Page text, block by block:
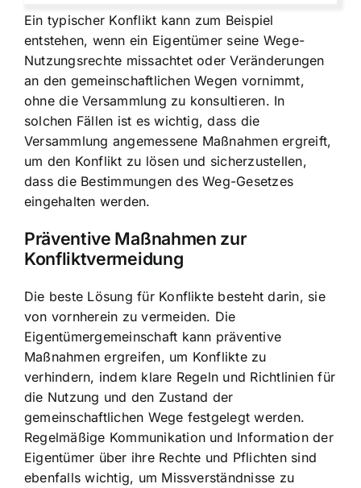
Ein typischer Konflikt kann zum Beispiel
entstehen, wenn ein Eigentümer seine Wege-
Nutzungsrechte missachtet oder Veränderungen
an den gemeinschaftlichen Wegen vornimmt,
ohne die Versammlung zu konsultieren. In
solchen Fällen ist es wichtig, dass die
Versammlung angemessene Maßnahmen ergreift,
um den Konflikt zu lösen und sicherzustellen,
dass die Bestimmungen des Weg-Gesetzes
eingehalten werden.
Präventive Maßnahmen zur
Konfliktvermeidung
Die beste Lösung für Konflikte besteht darin, sie
von vornherein zu vermeiden. Die
Eigentümergemeinschaft kann präventive
Maßnahmen ergreifen, um Konflikte zu
verhindern, indem klare Regeln und Richtlinien für
die Nutzung und den Zustand der
gemeinschaftlichen Wege festgelegt werden.
Regelmäßige Kommunikation und Information der
Eigentümer über ihre Rechte und Pflichten sind
ebenfalls wichtig, um Missverständnisse zu